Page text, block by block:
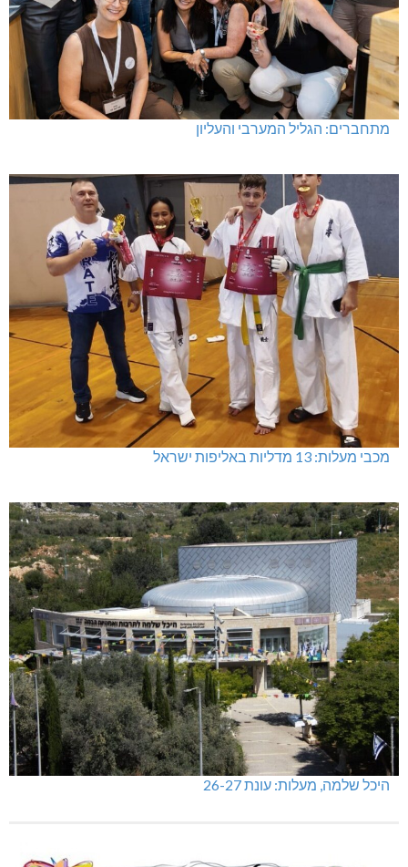
מתחברים: הגליל המערבי והעליון
מכבי מעלות: 13 מדליות באליפות ישראל
היכל שלמה, מעלות: עונת 26-27